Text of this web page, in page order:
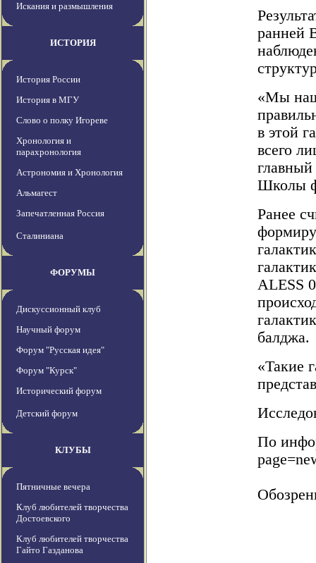
Искания и размышления
ИСТОРИЯ
История России
История в МГУ
Слово о полку Игореве
Хронология и
парахронология
Астрономия и Хронология
Альмагест
Запечатленная Россия
Сталиниана
ФОРУМЫ
Дискуссионный клуб
Научный форум
Форум "Русская идея"
Форум "Курск"
Исторический форум
Детский форум
КЛУБЫ
Пятничные вечера
Клуб любителей творчества
Достоевского
Клуб любителей творчества
Гайто Газданова
ранней
«Мы
в этой
всего
Школы
Ранее
ALESS
балджа.
«Такие
По